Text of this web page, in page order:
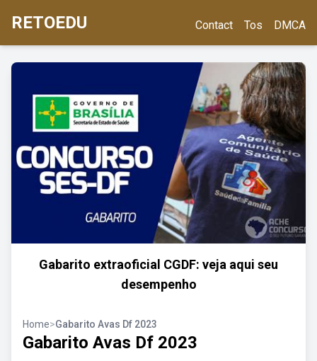
RETOEDU Contact Tos DMCA
Gabarito extraoficial CGDF: veja aqui seu
desempenho
Home>Gabarito Avas Df 2023
Gabarito Avas Df 2023